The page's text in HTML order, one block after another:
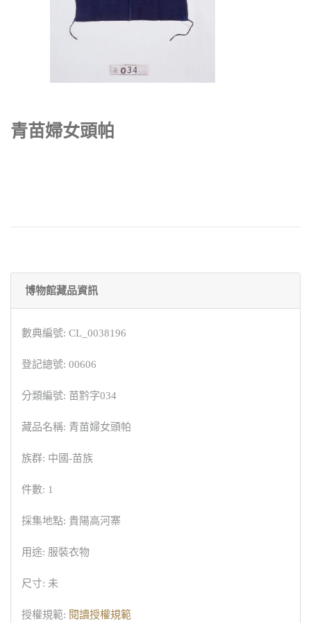
青苗婦女頭帕
博物館藏品資訊
數典編號: CL_0038196
登記總號: 00606
分類編號: 苗黔字034
藏品名稱: 青苗婦女頭帕
族群: 中國-苗族
件數: 1
採集地點: 貴陽高河寨
用途: 服裝衣物
尺寸: 未
授權規範: 閱讀授權規範